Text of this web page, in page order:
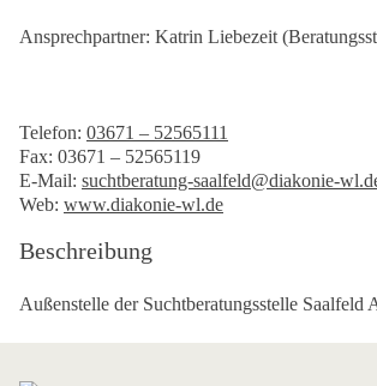
Ansprechpartner: Katrin Liebezeit
Telefon: 03671 – 52565111
Fax: 03671 – 52565119
E-Mail: suchtberatung-saalfeld@diakonie-
Web: www.diakonie-wl.de
Beschreibung
Außenstelle der Suchtberatungsstelle